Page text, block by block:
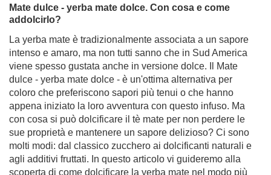
La yerba mate è tradizionalmente associata a un sapore
intenso e amaro, ma non tutti sanno che in Sud America
viene spesso gustata anche in versione dolce. Il Mate
dulce - yerba mate dolce - è un'ottima alternativa per
coloro che preferiscono sapori più tenui o che hanno
appena iniziato la loro avventura con questo infuso. Ma
con cosa si può dolcificare il tè mate per non perdere le
sue proprietà e mantenere un sapore delizioso? Ci sono
molti modi: dal classico zucchero ai dolcificanti naturali e
agli additivi fruttati. In questo articolo vi guideremo alla
scoperta di come dolcificare la yerba mate nel modo più
semplice e salutare!